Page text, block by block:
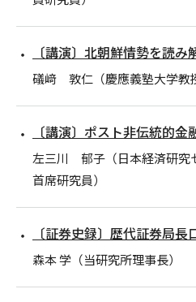
〔講演〕北朝鮮情勢を読み
礒﨑 敦仁（慶應義塾大学教
〔講演〕ポスト非伝統的金
左三川 郁子（日本経済研究
首席研究員）
〔証券史録〕歴代証券局長
森本 学（当研究所理事長）